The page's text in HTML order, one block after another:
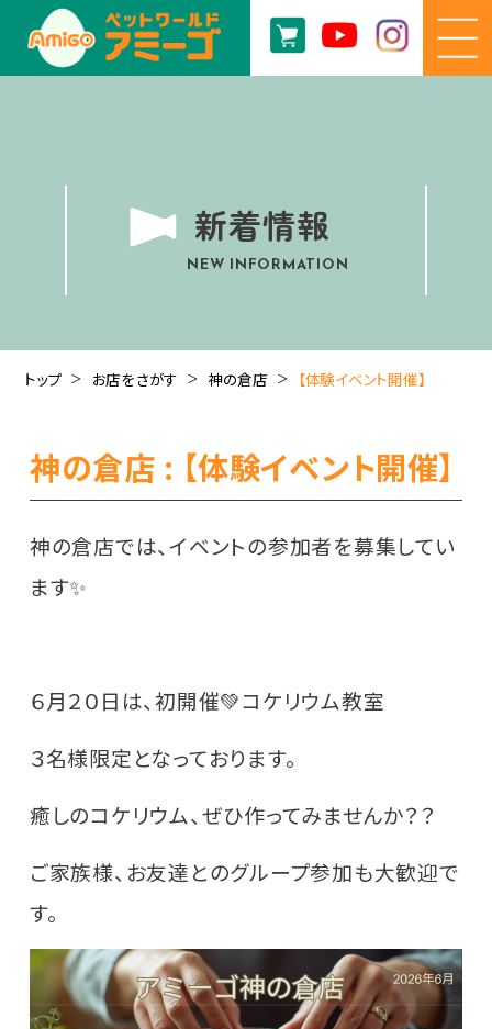
新着情報
NEW INFORMATION
トップ お店をさがす 神の倉店 【体験イベント開催】
神の倉店 : 【体験イベント開催】
神の倉店では、イベントの参加者を募集してい
ます✨
６月２０日は、初開催💚コケリウム教室
３名様限定となっております。
癒しのコケリウム、ぜひ作ってみませんか？？
ご家族様、お友達とのグループ参加も大歓迎で
す。